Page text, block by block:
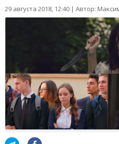
29 августа 2018, 12:40 | Автор: